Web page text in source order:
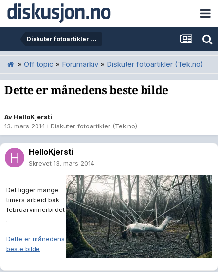
Diskuter fotoartikler (Tek.no)
» Off topic » Forumarkiv » Diskuter fotoartikler (Tek.no)
Dette er månedens beste bilde
Av HelloKjersti
13. mars 2014 i Diskuter fotoartikler (Tek.no)
HelloKjersti
Skrevet 13. mars 2014
Det ligger mange
timers arbeid bak
februarvinnerbildet
.
Dette er månedens
beste bilde